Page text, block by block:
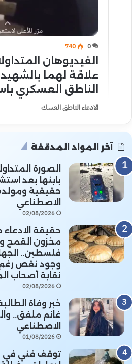
0
740
الفيديوهان
علاقة لهما بالشهيد
الناطق العسكري
الادعاء الناطق العسك
آخر المواد المدققة
الصورة
بابنها بعد
حقيقية ومولدة
الاصطناعي
02/08/2026
حقيقة الادعاء
مخزون القمح
فلسطين..
وجود نقص
نقابة أصحاب
02/08/2026
خبر وفاة
غانم ملفق..
الاصطناعي
01/08/2026
توقف فني في